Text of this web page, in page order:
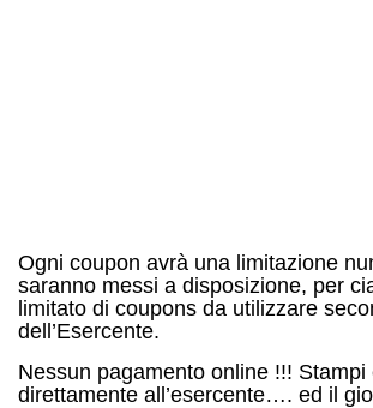
Ogni coupon avrà una limitazione
saranno messi a disposizione, per
limitato di coupons da utilizzare
dell’Esercente.
Nessun pagamento online !!!
direttamente all’esercente…. ed il